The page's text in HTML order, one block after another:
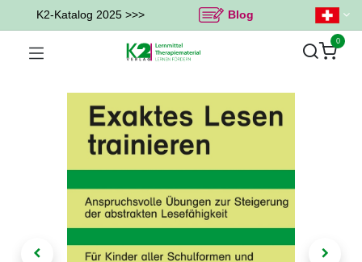
K2-Katalog 2025 >>> Blog
0